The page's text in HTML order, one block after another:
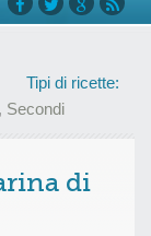
Tipi di ricette:
, Secondi
di